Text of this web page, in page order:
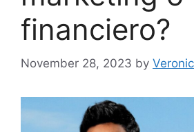
financiero?
November 28, 2023 by